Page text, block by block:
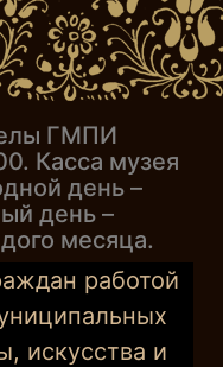
ГМПИ
Касса музея
день –
день –
месяца.
работой
искусства и